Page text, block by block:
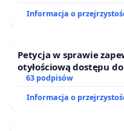
Informacja o
Petycja w sprawie
otyłościową dostępu
oraz programów
63 podpisów
Informacja o